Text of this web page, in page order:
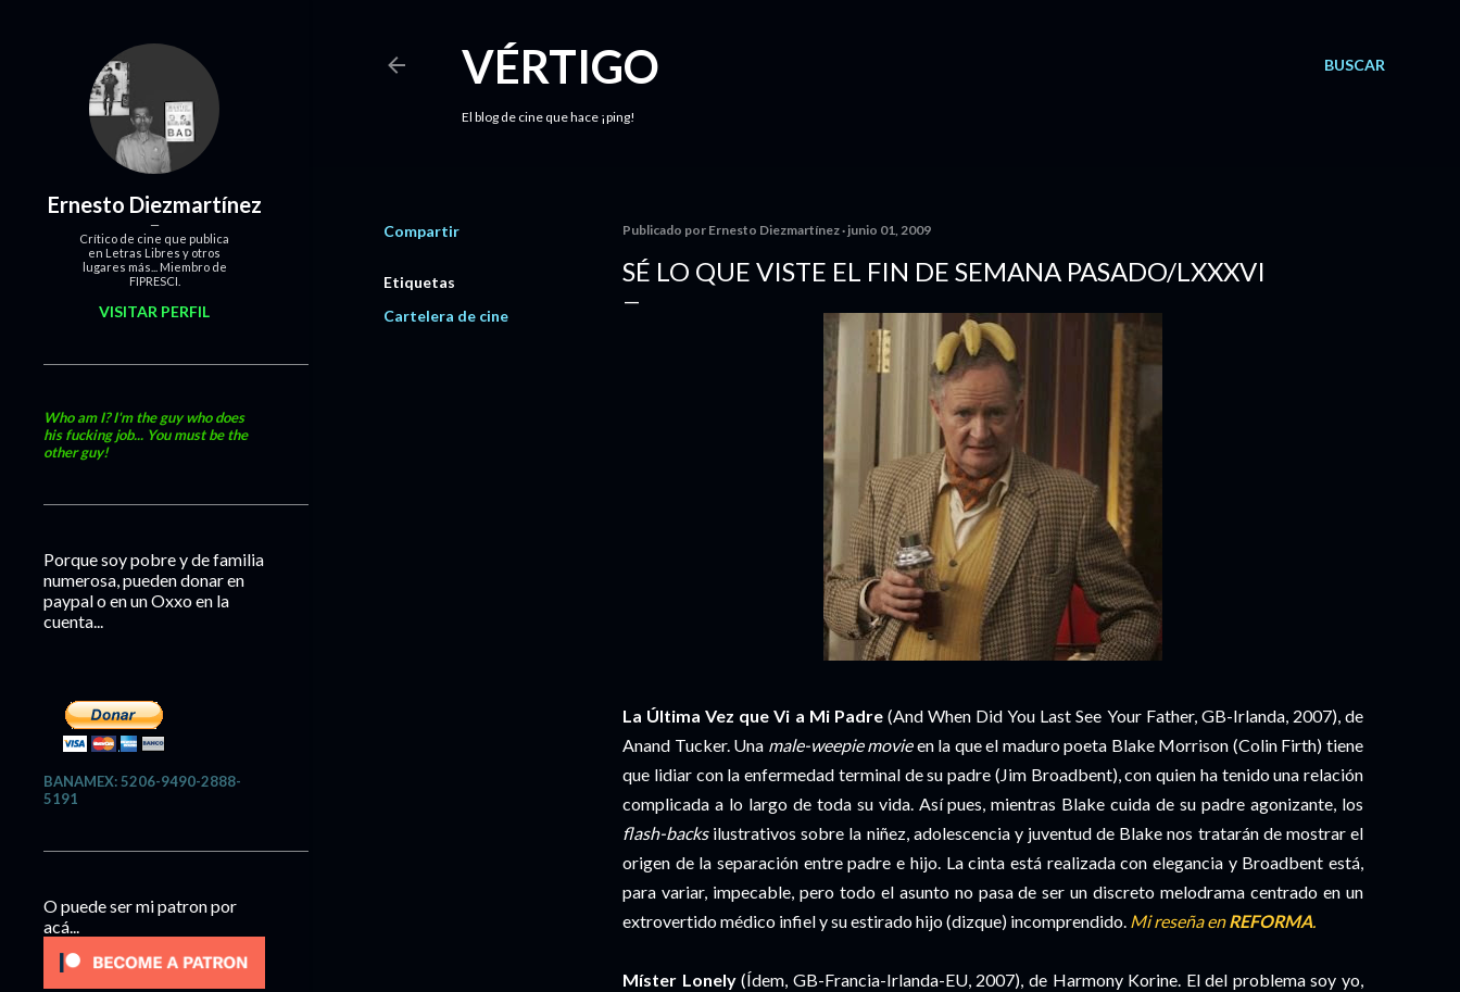
BUSCAR
VÉRTIGO
El blog de cine que hace ¡ping!
Compartir
Etiquetas
Cartelera de cine
Publicado por Ernesto Diezmartínez junio 01, 2009
SÉ LO QUE VISTE EL FIN DE SEMANA PASADO/LXXXVI
La Última Vez que Vi a Mi Padre(And When Did You Last See Your Father, GB-Irlanda, 2007), de
Anand Tucker. Una male-weepie movieen la que el maduro poeta Blake Morrison (Colin Firth) tiene
que lidiar con la enfermedad terminal de su padre (Jim Broadbent), con quien ha tenido una relación
complicada a lo largo de toda su vida. Así pues, mientras Blake cuida de su padre agonizante, los
flash-backsilustrativos sobre la niñez, adolescencia y juventud de Blake nos tratarán de mostrar el
origen de la separación entre padre e hijo. La cinta está realizada con elegancia y Broadbent está,
para variar, impecable, pero todo el asunto no pasa de ser un discreto melodrama centrado en un
extrovertido médico infiel y su estirado hijo (dizque) incomprendido. Mi reseña enREFORMA.
Míster Lonely(Ídem, GB-Francia-Irlanda-EU, 2007), de Harmony Korine. El del problema soy yo,
Ernesto Diezmartínez
Crítico de cine que publica
en Letras Libres y otros
lugares más... Miembro de
FIPRESCI.
VISITAR PERFIL
Who am I? I'm the guy who does
his fucking job... You must be the
other guy!
Porque soy pobre y de familia
numerosa, pueden donar en
paypal o en un Oxxo en la
cuenta...
BANAMEX: 5206-9490-2888-
5191
O puede ser mi patron por
acá...